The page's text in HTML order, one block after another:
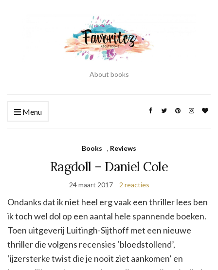
About books
Menu
Books , Reviews
Ragdoll – Daniel Cole
24 maart 2017 2 reacties
Ondanks dat ik niet heel erg vaak een thriller lees ben
ik toch wel dol op een aantal hele spannende boeken.
Toen uitgeverij Luitingh-Sijthoff met een nieuwe
thriller die volgens recensies ‘bloedstollend’,
‘ijzersterke twist die je nooit ziet aankomen’ en